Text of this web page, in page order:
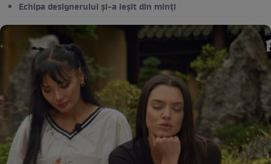
Echipa designerului și-a ieșit din minți